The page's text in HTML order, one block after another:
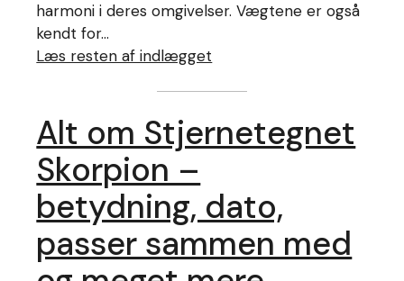
harmoni i deres omgivelser. Vægtene er også
kendt for…
Læs resten af indlægget
Alt om Stjernetegnet
Skorpion –
betydning, dato,
passer sammen med